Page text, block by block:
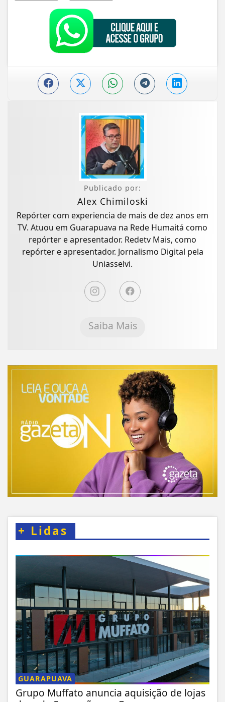
Publicado por:
Alex Chimiloski
Repórter com experiencia de mais de dez anos em
TV. Atuou em Guarapuava na Rede Humaitá como
repórter e apresentador. Redetv Mais, como
repórter e apresentador. Jornalismo Digital pela
Uniasselvi.
Saiba Mais
+ Lidas
GUARAPUAVA
Grupo Muffato anuncia aquisição de lojas